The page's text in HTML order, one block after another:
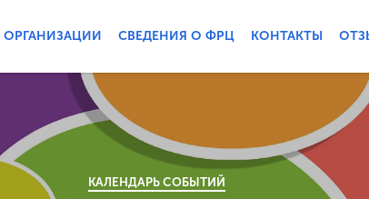
ОРГАНИЗАЦИИ СВЕДЕНИЯ О ФРЦ КОНТАКТЫ
КАЛЕНДАРЬ СОБЫТИЙ